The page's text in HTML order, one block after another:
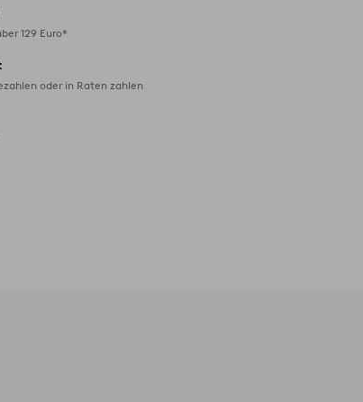
129 Euro*
oder in Raten zahlen